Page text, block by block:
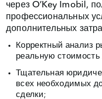
через O’Key Imobil,
профессиональных
дополнительных
Корректный анализ
реальную
Тщательная
всех необходимых
сделки;